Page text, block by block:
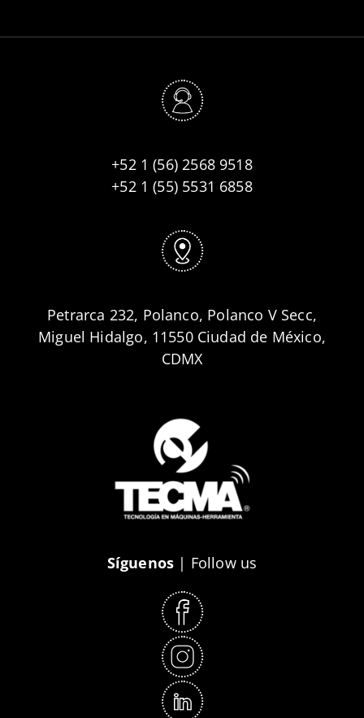
+52 1 (56) 2568 9518
+52 1 (55) 5531 6858
Petrarca 232, Polanco, Polanco V Secc,
Miguel Hidalgo, 11550 Ciudad de México,
CDMX
Síguenos | Follow us